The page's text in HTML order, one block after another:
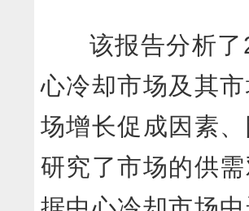
该报告分析
心冷却市场及其
场增长促成因素
研究了市场的供